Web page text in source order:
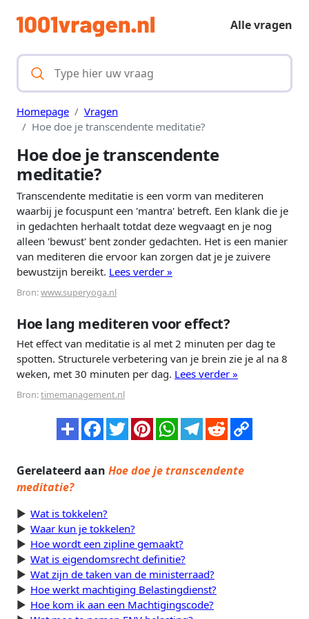
Alle vragen
Homepage
Vragen
Hoe doe je transcendente meditatie?
Hoe doe je transcendente
meditatie?
Transcendente meditatie is een vorm van mediteren
waarbij je focuspunt een 'mantra' betreft. Een klank die je
in gedachten herhaalt totdat deze wegvaagt en je nog
alleen 'bewust' bent zonder gedachten. Het is een manier
van mediteren die ervoor kan zorgen dat je je zuivere
bewustzijn bereikt. Lees verder »
Bron:www.superyoga.nl
Hoe lang mediteren voor effect?
Het effect van meditatie is al met 2 minuten per dag te
spotten. Structurele verbetering van je brein zie je al na 8
weken, met 30 minuten per dag. Lees verder »
Bron:timemanagement.nl
Gerelateerd aan Hoe doe je transcendente
meditatie?
Wat is tokkelen?
Waar kun je tokkelen?
Hoe wordt een zipline gemaakt?
Wat is eigendomsrecht definitie?
Wat zijn de taken van de ministerraad?
Hoe werkt machtiging Belastingdienst?
Hoe kom ik aan een Machtigingscode?